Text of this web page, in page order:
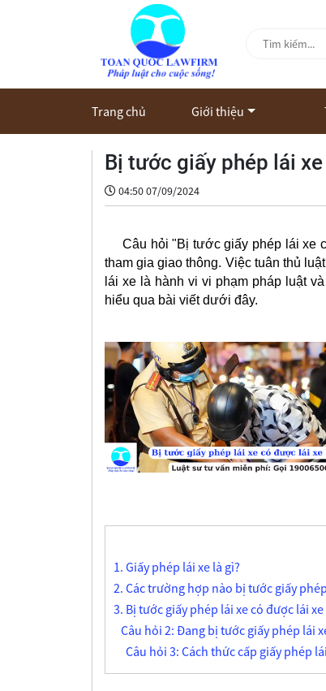
Trang chủ Giới thiệu
Bị tước giấy phép lái
04:50 07/09/2024
Câu hỏi "Bị tước giấy phép lái xe
tham gia giao thông. Việc tuân thủ
lái xe là hành vi vi phạm pháp luật
hiểu qua bài viết dưới đây.
1. Giấy phép lái xe là gì?
2. Các trường hợp nào bị tước giấy
3. Bị tước giấy phép lái xe có được lái
Câu hỏi 2: Đang bị tước giấy phép lái
Câu hỏi 3: Cách thức cấp giấy phép